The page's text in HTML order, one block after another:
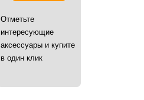
Отметьте
интересующие
аксессуары и купите
в один клик